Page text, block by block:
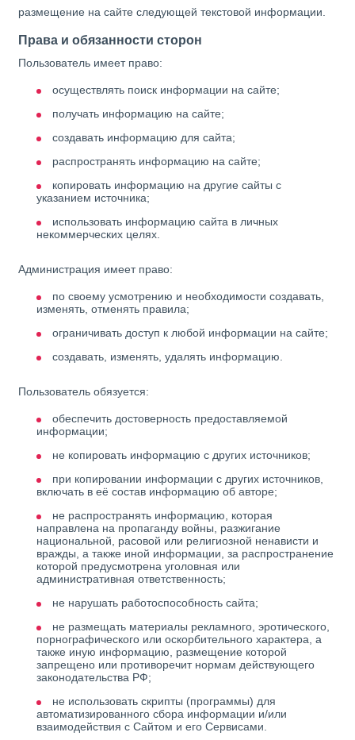
размещение на сайте следующей текстовой информации.
Права и обязанности сторон
Пользователь имеет право:
осуществлять поиск информации на сайте;
получать информацию на сайте;
создавать информацию для сайта;
распространять информацию на сайте;
копировать информацию на другие сайты с
указанием источника;
использовать информацию сайта в личных
некоммерческих целях.
Администрация имеет право:
по своему усмотрению и необходимости создавать,
изменять, отменять правила;
ограничивать доступ к любой информации на сайте;
создавать, изменять, удалять информацию.
Пользователь обязуется:
обеспечить достоверность предоставляемой
информации;
не копировать информацию с других источников;
при копировании информации с других источников,
включать в её состав информацию об авторе;
не распространять информацию, которая
направлена на пропаганду войны, разжигание
национальной, расовой или религиозной ненависти и
вражды, а также иной информации, за распространение
которой предусмотрена уголовная или
административная ответственность;
не нарушать работоспособность сайта;
не размещать материалы рекламного, эротического,
порнографического или оскорбительного характера, а
также иную информацию, размещение которой
запрещено или противоречит нормам действующего
законодательства РФ;
не использовать скрипты (программы) для
автоматизированного сбора информации и/или
взаимодействия с Сайтом и его Сервисами.